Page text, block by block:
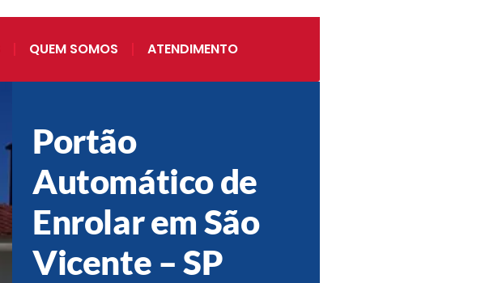
QUEM SOMOS ATENDIMENTO
Portão
Automático de
Enrolar em São
Vicente – SP